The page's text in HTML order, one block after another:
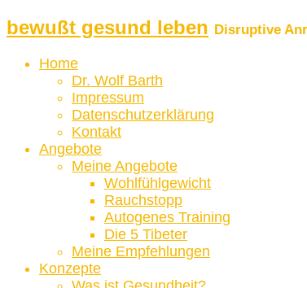
bewußt gesund leben Disruptive
Home
Dr. Wolf Barth
Impressum
Datenschutzerklärung
Kontakt
Angebote
Meine Angebote
Wohlfühlgewicht
Rauchstopp
Autogenes Training
Die 5 Tibeter
Meine Empfehlungen
Konzepte